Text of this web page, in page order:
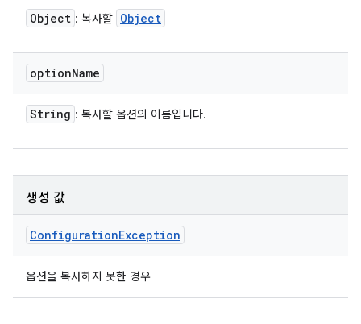
Object : 복사할 Object
optionName
String : 복사할 옵션의 이름입니다.
생성 값
ConfigurationException
옵션을 복사하지 못한 경우